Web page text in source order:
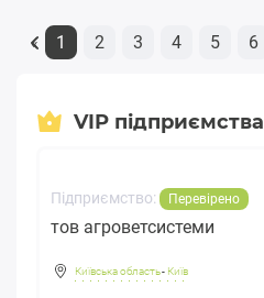
« 1 2 3 4 5 6
VIP підприємства
Підприємство: Перевірено
тов агроветсистеми
Київська область- Київ